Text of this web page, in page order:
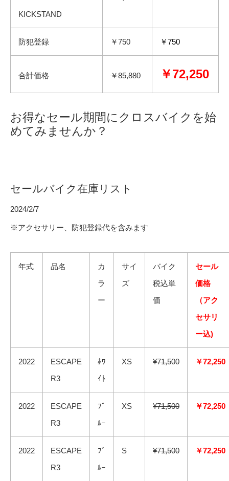
KICKSTAND
防犯登録 ￥750 ￥750
合計価格 ￥85,880 ￥72,250
お得なセール期間にクロスバイクを始
めてみませんか？
セールバイク在庫リスト
2024/2/7
※アクセサリー、防犯登録代を含みます
年式 品名
カ
ラ
ー
サイ
ズ
バイク
税込単
価
セール
価格
（アク
セサリ
ー込)
2022
ESCAPE
R3
ﾎﾜ
ｲﾄ
XS ¥71,500 ￥72,250
2022
ESCAPE
R3
ﾌﾞ
ﾙｰ
XS ¥71,500 ￥72,250
2022
ESCAPE
R3
ﾌﾞ
ﾙｰ
S ¥71,500 ￥72,250